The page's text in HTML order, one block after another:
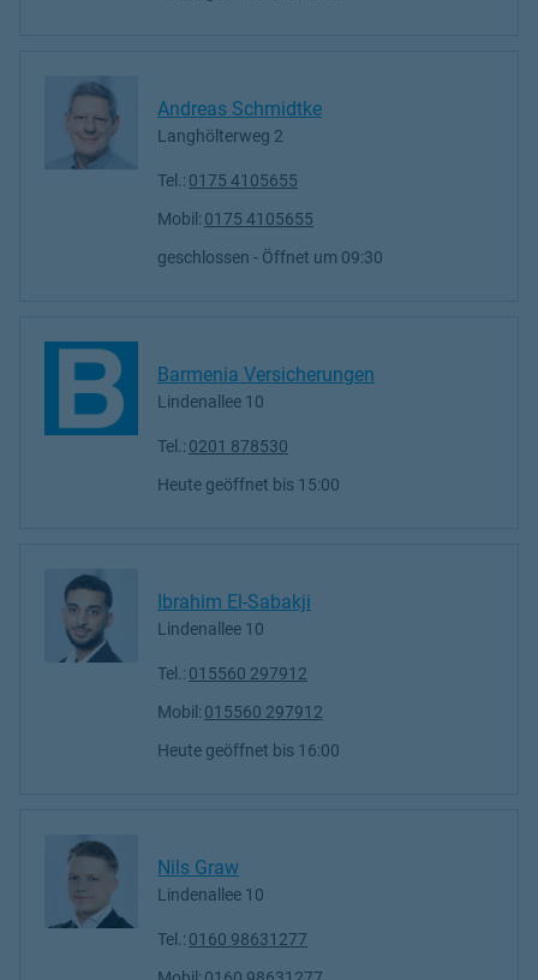
Andreas Schmidtke
Langhölterweg 2
Tel.: 0175 4105655
Mobil: 0175 4105655
geschlossen - Öffnet um 09:30
Barmenia Versicherungen
Lindenallee 10
Tel.: 0201 878530
Heute geöffnet bis 15:00
Ibrahim El-Sabakji
Lindenallee 10
Tel.: 015560 297912
Mobil: 015560 297912
Heute geöffnet bis 16:00
Nils Graw
Lindenallee 10
Tel.: 0160 98631277